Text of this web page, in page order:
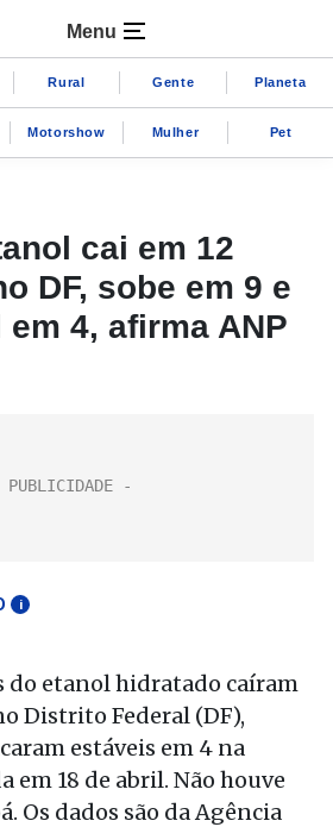
Menu
Rural Gente Planeta
Motorshow Mulher Pet
cai em 12
DF, sobe em 9 e
4, afirma ANP
i
do etanol hidratado caíram
Distrito Federal (DF),
estáveis em 4 na
em 18 de abril. Não houve
Os dados são da Agência